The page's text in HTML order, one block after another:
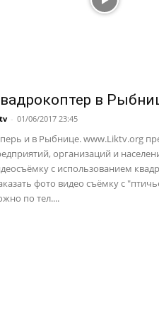
в
- 01/06/2017 23:45
и в Рыбнице. www.Liktv.org
организаций и
с использованием
фото видео съёмку с
по тел....